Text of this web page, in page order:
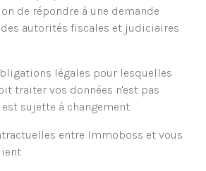
de répondre à une demande
autorités fiscales et judiciaires
légales pour lesquelles
traiter vos données n'est pas
sujette à changement.
entre Immoboss et vous